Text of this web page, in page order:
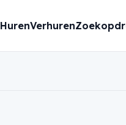
HurenVerhuren